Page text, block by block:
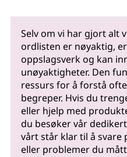
Selv om vi har gjort alt
ordlisten er nøyaktig,
oppslagsverk og kan
unøyaktigheter. Den
ressurs for å forstå
begreper. Hvis du
eller hjelp med
du besøker vår
vårt står klar til å svare
eller problemer du